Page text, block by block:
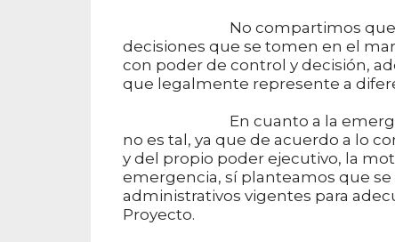
No compartimos que el
decisiones que se tomen en el
con poder de control y decisión,
que legalmente represente a
En cuanto a la emergencia
no es tal, ya que de acuerdo a lo
y del propio poder ejecutivo, la
emergencia, sí planteamos que
administrativos vigentes para
Proyecto.